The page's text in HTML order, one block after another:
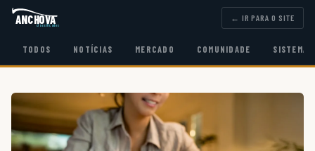
ANCHOVA
classificados
← IR PARA O SITE
TODOS NOTÍCIAS MERCADO COMUNIDADE SISTEMA